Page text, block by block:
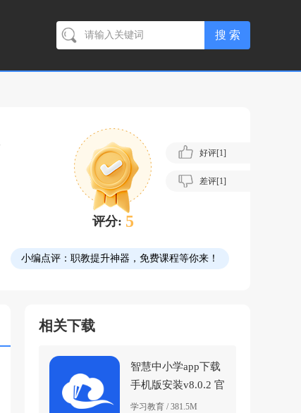
评分: 5
好评[1]
差评[1]
小编点评： 职教提升神器，免费课程等你来！
相关下载
智慧中小学app下载
手机版安装v8.0.2 官
方正版
学习教育 / 381.5M